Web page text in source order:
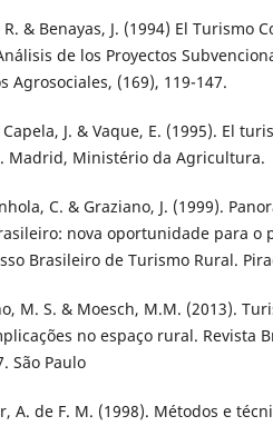
R. & Benayas, J. (1994) El Turismo
de los Proyectos
Agrosociales, (169), 119-147.
Capela, J. & Vaque, E. (1995). El
Madrid, Ministério da Agricultura.
C. & Graziano, J. (1999).
nova oportunidade para o
Brasileiro de Turismo Rural.
M. S. & Moesch, M.M. (2013).
no espaço rural. Revista
São Paulo
A. de F. M. (1998). Métodos e